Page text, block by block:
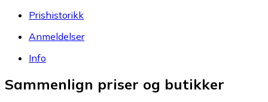
Prishistorikk
Anmeldelser
Info
Sammenlign priser og butikker